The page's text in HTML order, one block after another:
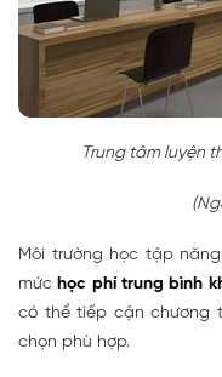
Trung tâm luyện
Môi trường học tập
mứchọc phí trung bình
có thể tiếp cận chương
chọn phù hợp.